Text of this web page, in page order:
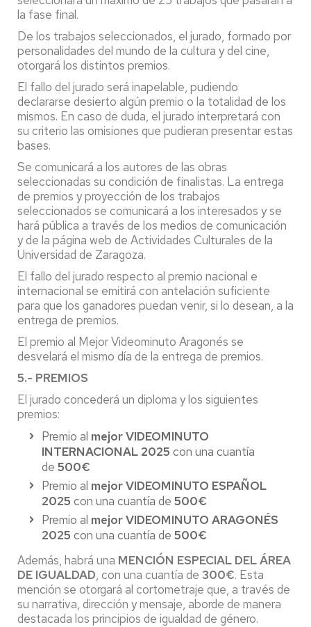
la fase final.
De los trabajos seleccionados, el jurado, formado por
personalidades del mundo de la cultura y del cine,
otorgará los distintos premios.
El fallo del jurado será inapelable, pudiendo
declararse desierto algún premio o la totalidad de los
mismos. En caso de duda, el jurado interpretará con
su criterio las omisiones que pudieran presentar estas
bases.
Se comunicará a los autores de las obras
seleccionadas su condición de finalistas. La entrega
de premios y proyección de los trabajos
seleccionados se comunicará a los interesados y se
hará pública a través de los medios de comunicación
y de la página web de Actividades Culturales de la
Universidad de Zaragoza.
El fallo del jurado respecto al premio nacional e
internacional se emitirá con antelación suficiente
para que los ganadores puedan venir, si lo desean, a la
entrega de premios.
El premio al Mejor Videominuto Aragonés se
desvelará el mismo día de la entrega de premios.
5.- PREMIOS
El jurado concederá un diploma y los siguientes
premios:
Premio al mejor VIDEOMINUTO
INTERNACIONAL 2025 con una cuantía
de 500€
Premio al mejor VIDEOMINUTO ESPAÑOL
2025 con una cuantía de 500€
Premio al mejor VIDEOMINUTO ARAGONÉS
2025 con una cuantía de 500€
Además, habrá una MENCIÓN ESPECIAL DEL ÁREA
DE IGUALDAD, con una cuantía de 300€. Esta
mención se otorgará al cortometraje que, a través de
su narrativa, dirección y mensaje, aborde de manera
destacada los principios de igualdad de género.